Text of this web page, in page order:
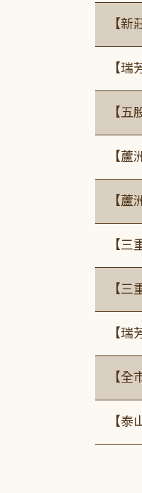
【
【
【
【
【
【三
【三
【
【
【